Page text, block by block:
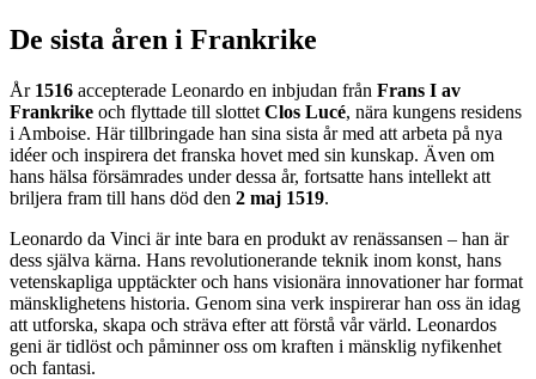
De sista åren i Frankrike
År 1516 accepterade Leonardo en inbjudan från Frans I av
Frankrike och flyttade till slottet Clos Lucé, nära kungens residens
i Amboise. Här tillbringade han sina sista år med att arbeta på nya
idéer och inspirera det franska hovet med sin kunskap. Även om
hans hälsa försämrades under dessa år, fortsatte hans intellekt att
briljera fram till hans död den 2 maj 1519.
Leonardo da Vinci är inte bara en produkt av renässansen – han är
dess själva kärna. Hans revolutionerande teknik inom konst, hans
vetenskapliga upptäckter och hans visionära innovationer har format
mänsklighetens historia. Genom sina verk inspirerar han oss än idag
att utforska, skapa och sträva efter att förstå vår värld. Leonardos
geni är tidlöst och påminner oss om kraften i mänsklig nyfikenhet
och fantasi.